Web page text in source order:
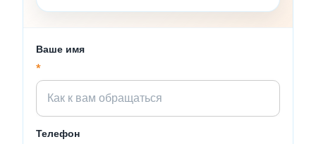
Ваше имя
*
Телефон